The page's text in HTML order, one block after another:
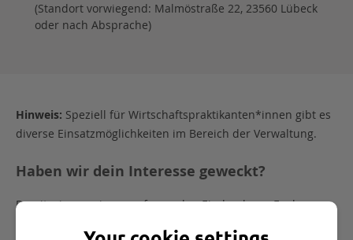
(Standort vorwiegend: Malmöstraße 22, 23560 Lübeck
oder nach Absprache)
Hinweis: Speziell für Wirtschaftspraktikanten*innen gibt es
diverse Einsatzmöglichkeiten im Bereich der Verwaltung.
Haben wir dein Interesse geweckt?
Damit wir uns einen umfassenden Eindruck von Euch